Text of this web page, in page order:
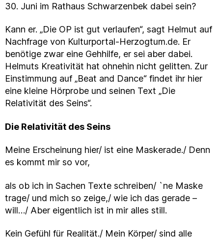
30. Juni im Rathaus Schwarzenbek dabei sein?
Kann er. „Die OP ist gut verlaufen“, sagt Helmut auf
Nachfrage von Kulturportal-Herzogtum.de. Er
benötige zwar eine Gehhilfe, er sei aber dabei.
Helmuts Kreativität hat ohnehin nicht gelitten. Zur
Einstimmung auf „Beat and Dance“ findet ihr hier
eine kleine Hörprobe und seinen Text „Die
Relativität des Seins“.
Die Relativität des Seins
Meine Erscheinung hier/ ist eine Maskerade./ Denn
es kommt mir so vor,
als ob ich in Sachen Texte schreiben/ `ne Maske
trage/ und mich so zeige,/ wie ich das gerade –
will…/ Aber eigentlich ist in mir alles still.
Kein Gefühl für Realität./ Mein Körper/ sind alle